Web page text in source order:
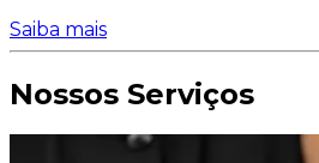
Saiba mais
Nossos Serviços